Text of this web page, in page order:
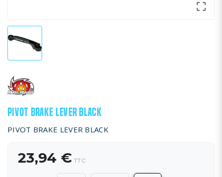

PIVOT BRAKE LEVER BLACK
PIVOT BRAKE LEVER BLACK
23,94 € TTC